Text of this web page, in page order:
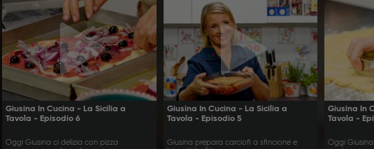
Giusina In Cucina - La Sicilia a
Tavola - Episodio 6
Oggi Giusina ci delizia con pizza
Giusina In Cucina - La Sicilia a
Tavola - Episodio 5
Giusina prepara carciofi a sfincione e
Giusina In
Tavola -
Oggi